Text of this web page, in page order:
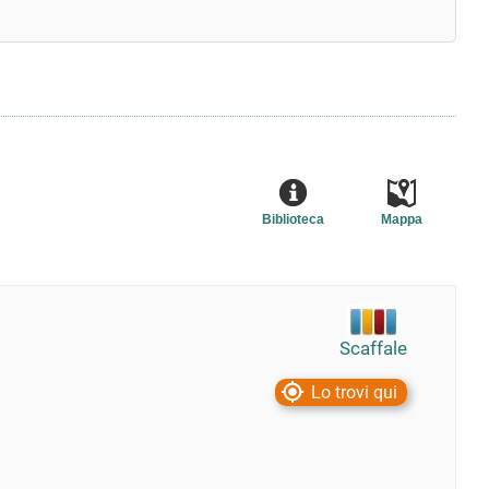
Mappa
Biblioteca
Scaffale
Lo trovi qui